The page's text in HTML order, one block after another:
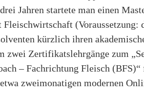
Jahren startete man einen
kürzlich ihren
zwei Zertifikatslehrgänge zum
– Fachrichtung Fleisch
zweimonatigen modernen